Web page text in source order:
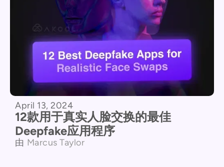
April 13, 2024
12款用于真实人脸交换的最佳
Deepfake应用程序
由 Marcus Taylor